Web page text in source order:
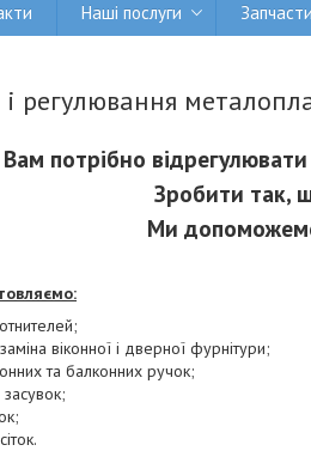
Наші послуги
регулювання
Вам потрібно
Зробити так,
Ми
віконної і дверної фурнітури;
та балконних ручок;